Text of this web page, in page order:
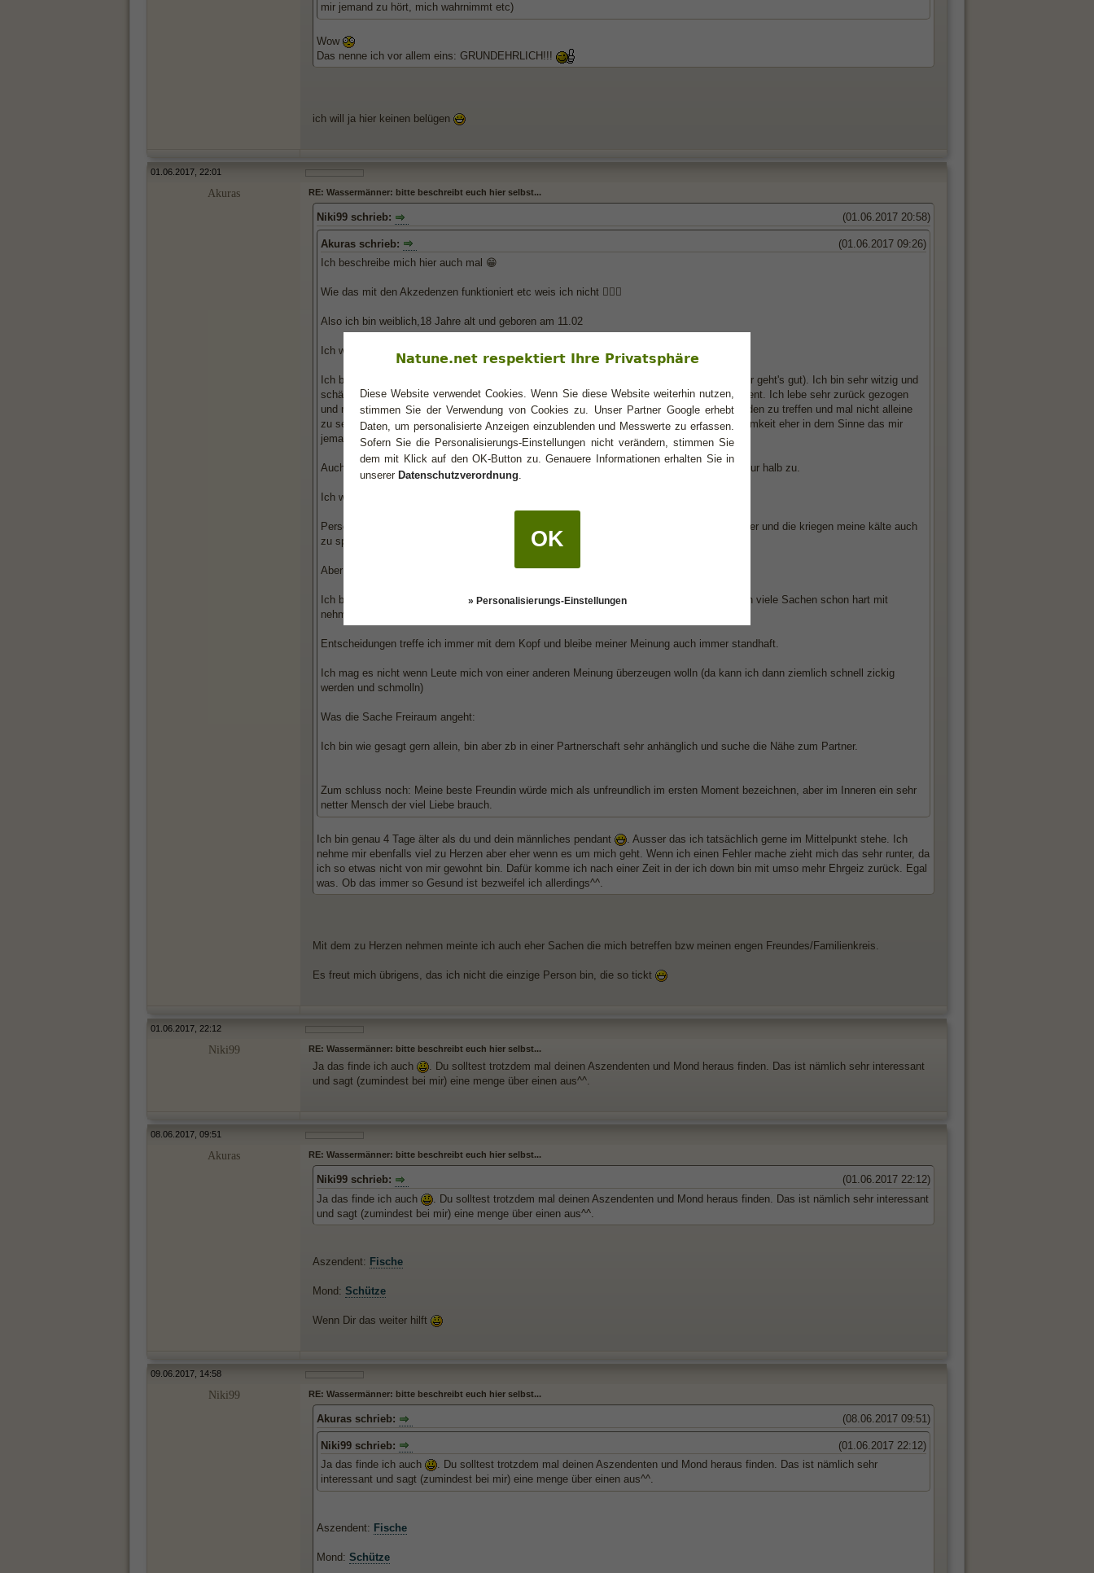
mir jemand zu hört, mich wahrnimmt etc)
Wow
Das nenne ich vor allem eins: GRUNDEHRLICH!!!
ich will ja hier keinen belügen
01.06.2017, 22:01
Akuras RE: Wassermänner: bitte beschreibt euch hier selbst...
(01.06.2017 20:58)
Niki99 schrieb:
(01.06.2017 09:26)
Akuras schrieb:
Ich beschreibe mich hier auch mal 😁
Wie das mit den Akzedenzen funktioniert etc weis ich nicht 🤷🏼‍♀️
Also ich bin weiblich,18 Jahre alt und geboren am 11.02
Ich würde mich so beschreiben:
Ich bin ziemlich wählerisch,arrogant und Ich-Bezogen (frei nach dem Motto: Hauptsache mir geht's gut). Ich bin sehr witzig und
schätze es sehr Leute mit guten Humor um mich zu haben. Ich bin sehr kreativ und intelligent. Ich lebe sehr zurück gezogen
und meide große Menschenansammlungen. Dennoch genieße ich es auch, mich mit Freunden zu treffen und mal nicht alleine
zu sein. Ich brauche viel aufmerksamkeit,stehe aber nicht gerne im Mittelpunkt (aufmerksamkeit eher in dem Sinne das mir
jemand zu hört, mich wahrnimmt etc)
Auch wenn Wassermänner hinter her gesagt wird, sie seinen sehr kühl, trifft das auf mich nur halb zu.
Ich würde es so beschreiben:
Personen die ich nicht mag bzw die mich nicht interessieren, den zeige ich die kalte Schulter und die kriegen meine kälte auch
zu spüren.
Aber Leute die mir wichtig sind oder die ich mag, den schenke ich sehr viel wärme.
Ich bin auch ein sehr emotionaler Mensch, würde mich als zerbrechlich bezeichnen da mich viele Sachen schon hart mit
nehmen.
Entscheidungen treffe ich immer mit dem Kopf und bleibe meiner Meinung auch immer standhaft.
Ich mag es nicht wenn Leute mich von einer anderen Meinung überzeugen wolln (da kann ich dann ziemlich schnell zickig
werden und schmolln)
Was die Sache Freiraum angeht:
Ich bin wie gesagt gern allein, bin aber zb in einer Partnerschaft sehr anhänglich und suche die Nähe zum Partner.
Zum schluss noch: Meine beste Freundin würde mich als unfreundlich im ersten Moment bezeichnen, aber im Inneren ein sehr
netter Mensch der viel Liebe brauch.
Ich bin genau 4 Tage älter als du und dein männliches pendant
. Ausser das ich tatsächlich gerne im Mittelpunkt stehe. Ich
nehme mir ebenfalls viel zu Herzen aber eher wenn es um mich geht. Wenn ich einen Fehler mache zieht mich das sehr runter, da
ich so etwas nicht von mir gewohnt bin. Dafür komme ich nach einer Zeit in der ich down bin mit umso mehr Ehrgeiz zurück. Egal
was. Ob das immer so Gesund ist bezweifel ich allerdings^^.
Mit dem zu Herzen nehmen meinte ich auch eher Sachen die mich betreffen bzw meinen engen Freundes/Familienkreis.
Es freut mich übrigens, das ich nicht die einzige Person bin, die so tickt
01.06.2017, 22:12
Niki99 RE: Wassermänner: bitte beschreibt euch hier selbst...
Ja das finde ich auch
. Du solltest trotzdem mal deinen Aszendenten und Mond heraus finden. Das ist nämlich sehr interessant
und sagt (zumindest bei mir) eine menge über einen aus^^.
08.06.2017, 09:51
Akuras RE: Wassermänner: bitte beschreibt euch hier selbst...
(01.06.2017 22:12)
Niki99 schrieb:
Ja das finde ich auch
. Du solltest trotzdem mal deinen Aszendenten und Mond heraus finden. Das ist nämlich sehr interessant
und sagt (zumindest bei mir) eine menge über einen aus^^.
Aszendent: Fische
Mond: Schütze
Wenn Dir das weiter hilft
09.06.2017, 14:58
Niki99 RE: Wassermänner: bitte beschreibt euch hier selbst...
(08.06.2017 09:51)
Akuras schrieb:
(01.06.2017 22:12)
Niki99 schrieb:
Ja das finde ich auch
. Du solltest trotzdem mal deinen Aszendenten und Mond heraus finden. Das ist nämlich sehr
interessant und sagt (zumindest bei mir) eine menge über einen aus^^.
Aszendent: Fische
Mond: Schütze
Natune.net respektiert Ihre Privatsphäre
Diese Website verwendet Cookies. Wenn Sie diese Website weiterhin nutzen,
stimmen Sie der Verwendung von Cookies zu. Unser Partner Google erhebt
Daten, um personalisierte Anzeigen einzublenden und Messwerte zu erfassen.
Sofern Sie die Personalisierungs-Einstellungen nicht verändern, stimmen Sie
dem mit Klick auf den OK-Button zu. Genauere Informationen erhalten Sie in
unserer Datenschutzverordnung
OK
» Personalisierungs-Einstellungen